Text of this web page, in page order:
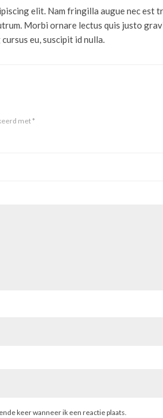
elit. Nam fringilla augue nec est
Morbi ornare lectus quis justo
eu, suscipit id nulla.
met*
keer wanneer ik een reactie plaats.